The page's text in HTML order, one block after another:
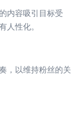
内容吸引目标受
人性化。
，以维持粉丝的关